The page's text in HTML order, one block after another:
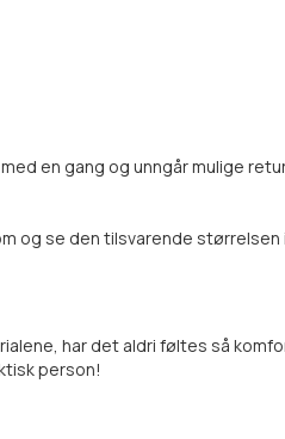
en gang og unngår mulige
og se den tilsvarende størrelsen
har det aldri føltes så
person!